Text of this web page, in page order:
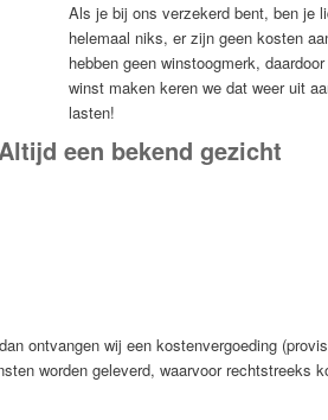
Als je bij ons verzekerd bent, ben je
helemaal niks, er zijn geen kosten
hebben geen winstoogmerk,
winst maken keren we dat weer uit
lasten!
ontvangen wij een kostenvergoeding
worden geleverd, waarvoor rechtstreeks
een bekend gezicht